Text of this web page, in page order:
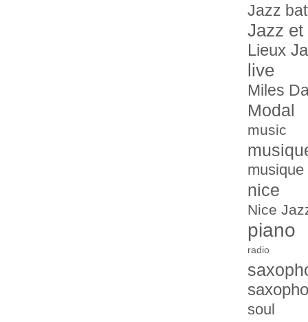
Jazz
Jazz et
Lieux
live
Miles
Modal
music
nice
Nice
piano
radio
soul